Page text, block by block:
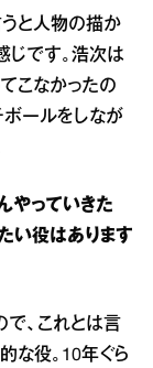
と人物の描か
じです。浩次は
こなかったの
ボールをしなが
やっていきた
い役はあります
、これとは言
な役。10年ぐら